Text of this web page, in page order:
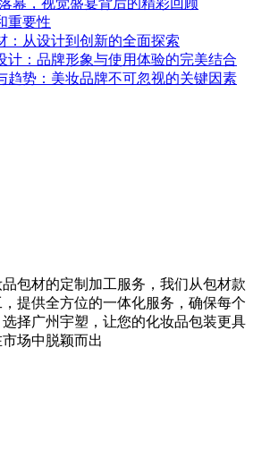
幕，视觉盛宴背后的精彩回顾
重要性
：从设计到创新的全面探索
计：品牌形象与使用体验的完美结合
趋势：美妆品牌不可忽视的关键因素
包材的定制加工服务，我们从包材款
提供全方位的一体化服务，确保每个
择广州宇塑，让您的化妆品包装更具
场中脱颖而出